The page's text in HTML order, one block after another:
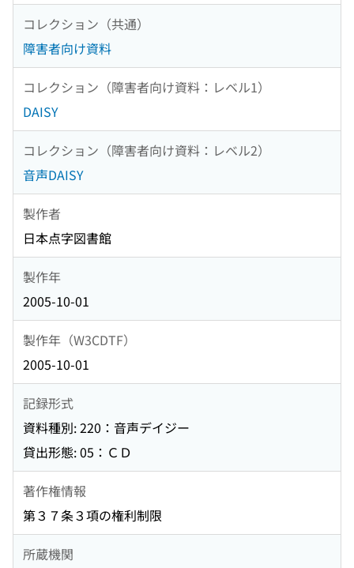
コレクション（共通）
障害者向け資料
コレクション（障害者向け資料：レベル1）
DAISY
コレクション（障害者向け資料：レベル2）
音声DAISY
製作者
日本点字図書館
製作年
2005-10-01
製作年（W3CDTF）
2005-10-01
記録形式
資料種別: 220：音声デイジー
貸出形態: 05：ＣＤ
著作権情報
第３７条３項の権利制限
所蔵機関